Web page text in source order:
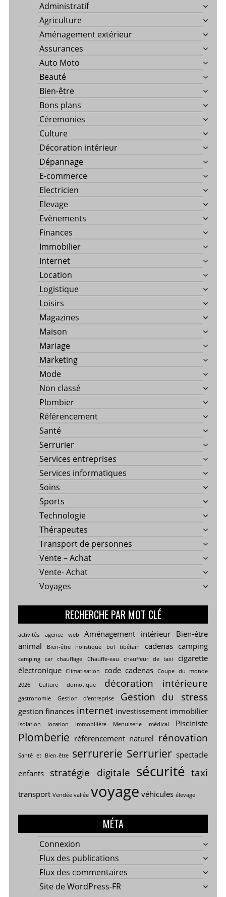
Administratif
Agriculture
Aménagement extérieur
Assurances
Auto Moto
Beauté
Bien-être
Bons plans
Céremonies
Culture
Décoration intérieur
Dépannage
E-commerce
Electricien
Elevage
Evènements
Finances
Immobilier
Internet
Location
Logistique
Loisirs
Magazines
Maison
Mariage
Marketing
Mode
Non classé
Plombier
Référencement
Santé
Serrurier
Services entreprises
Services informatiques
Soins
Sports
Technologie
Thérapeutes
Transport de personnes
Vente – Achat
Vente- Achat
Voyages
RECHERCHE PAR MOT CLÉ
activités agence web Aménagement intérieur Bien-être
animal
Bien-être holistique bol tibétain cadenas camping
camping car chauffage Chauffe-eau chauffeur de taxi
cigarette
électronique Climatisation code cadenas Coupe du monde
2026
Culture domotique décoration intérieure
gastronomie Gestion d'entreprise Gestion du stress
gestion finances internet investissement immobilier
isolation location immobilière Menuiserie médical Pisciniste
Plomberie référencement naturel rénovation
Santé et Bien-être serrurerie Serrurier spectacle
enfants
stratégie digitale sécurité taxi
transport Vendée vallée voyage véhicules élevage
MÉTA
Connexion
Flux des publications
Flux des commentaires
Site de WordPress-FR